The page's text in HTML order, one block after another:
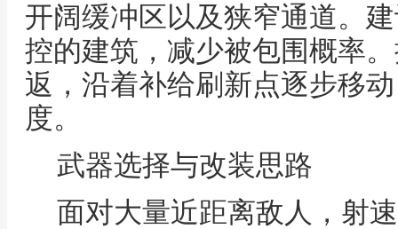
开阔缓冲区以及狭窄通道。
控的建筑，减少被包围概率
返，沿着补给刷新点逐步移
度。
武器选择与改装思路
面对大量近距离敌人，射